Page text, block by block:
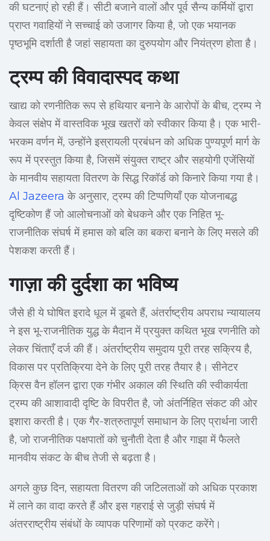
की घटनाएं हो रही हैं। सीटी बजाने वालों और पूर्व सैन्य कर्मियों द्वारा
प्राप्त गवाहियों ने सच्चाई को उजागर किया है, जो एक भयानक
पृष्ठभूमि दर्शाती है जहां सहायता का दुरुपयोग और नियंत्रण होता है।
ट्रम्प की विवादास्पद कथा
खाद्य को रणनीतिक रूप से हथियार बनाने के आरोपों के बीच, ट्रम्प ने
केवल संक्षेप में वास्तविक भूख खतरों को स्वीकार किया है। एक भारी-
भरकम वर्णन में, उन्होंने इस्रायली प्रबंधन को अधिक पुण्यपूर्ण मार्ग के
रूप में प्रस्तुत किया है, जिसमें संयुक्त राष्ट्र और सहयोगी एजेंसियों
के मानवीय सहायता वितरण के सिद्ध रिकॉर्ड को किनारे किया गया है।
Al Jazeera के अनुसार, ट्रम्प की टिप्पणियाँ एक योजनाबद्ध
दृष्टिकोण हैं जो आलोचनाओं को बेधकने और एक निहित भू-
राजनीतिक संघर्ष में हमास को बलि का बकरा बनाने के लिए मसले की
पेशकश करती हैं।
गाज़ा की दुर्दशा का भविष्य
जैसे ही ये घोषित इरादे धूल में डूबते हैं, अंतर्राष्ट्रीय अपराध न्यायालय
ने इस भू-राजनीतिक युद्ध के मैदान में प्रयुक्त कथित भूख रणनीति को
लेकर चिंताएँ दर्ज की हैं। अंतर्राष्ट्रीय समुदाय पूरी तरह सक्रिय है,
विकास पर प्रतिक्रिया देने के लिए पूरी तरह तैयार है। सीनेटर
क्रिस वैन हॉलन द्वारा एक गंभीर अकाल की स्थिति की स्वीकार्यता
ट्रम्प की आशावादी दृष्टि के विपरीत है, जो अंतर्निहित संकट की ओर
इशारा करती है। एक गैर-शत्रुतापूर्ण समाधान के लिए प्रार्थना जारी
है, जो राजनीतिक पक्षपातों को चुनौती देता है और गाझा में फैलते
मानवीय संकट के बीच तेजी से बढ़ता है।
अगले कुछ दिन, सहायता वितरण की जटिलताओं को अधिक प्रकाश
में लाने का वादा करते हैं और इस गहराई से जुड़ी संघर्ष में
अंतरराष्ट्रीय संबंधों के व्यापक परिणामों को प्रकट करेंगे।